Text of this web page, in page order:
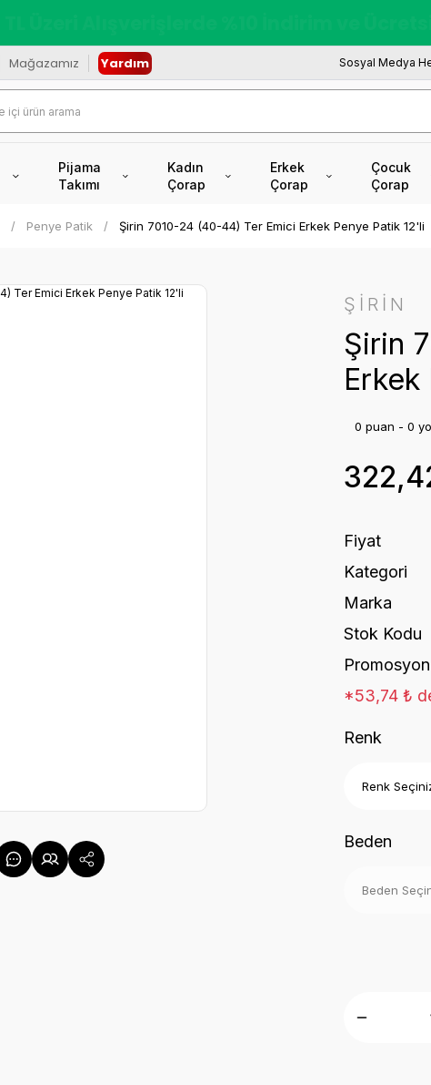
Mağazamız Yardım Sosyal Medya
Pijama
Takımı
Kadın
Çorap
Erkek
Çorap
Çocuk
Çorap
Penye Patik Şirin 7010-24 (40-44) Ter Emici Erkek Penye Patik 12'li
ŞİRİN
Şirin
Erkek
0 puan - 0
Fiyat
Kategori
Marka
Stok Kodu
Promosyon
*53,74 ₺
Renk
Beden